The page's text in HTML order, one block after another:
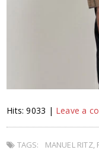
Hits: 9033 | Leave a
TAGS:
MANUEL RITZ,